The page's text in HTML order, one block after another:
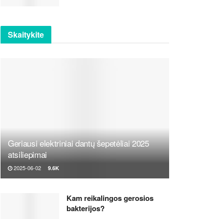
Skaitykite
Geriausi elektriniai dantų šepetėliai 2025
atsiliepimai
2025-06-02 9.6K
Kam reikalingos gerosios
bakterijos?